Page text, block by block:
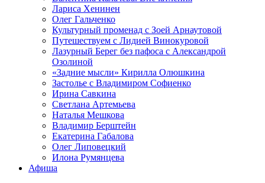
Лариса Хенинен
Олег Гальченко
Культурный променад с Зоей Арнаутовой
Путешествуем с Лидией Винокуровой
Лазурный Берег без пафоса с Александрой
Озолиной
«Задние мысли» Кирилла Олюшкина
Застолье с Владимиром Софиенко
Ирина Савкина
Светлана Артемьева
Наталья Мешкова
Владимир Берштейн
Екатерина Габалова
Олег Липовецкий
Илона Румянцева
Афиша